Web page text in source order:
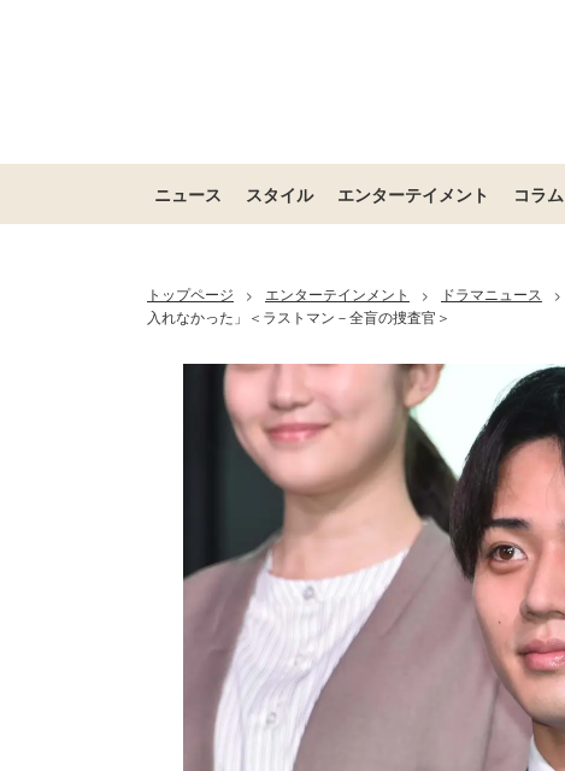
ニュース スタイル エンターテイメント コラム
トップページ > エンターテインメント > ドラマニュース >
入れなかった」＜ラストマン－全盲の捜査官＞